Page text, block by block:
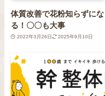
体質改善で花粉知らずにな
る！〇〇も大事
2022年3月26日 2025年9月10日